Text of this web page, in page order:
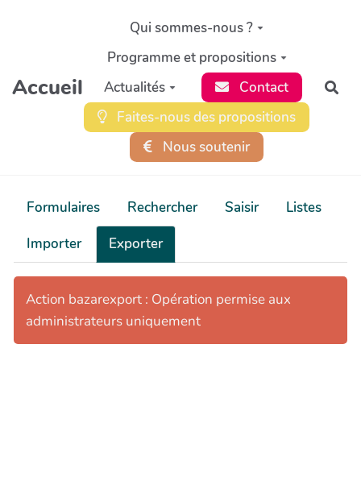
Aller au contenu principal
Accueil
Qui sommes-nous ?
Programme et propositions
Actualités
Contact
Faites-nous des propositions
Nous soutenir
Formulaires Rechercher Saisir
Listes
Importer
Exporter
Action bazarexport : Opération permise aux
administrateurs uniquement